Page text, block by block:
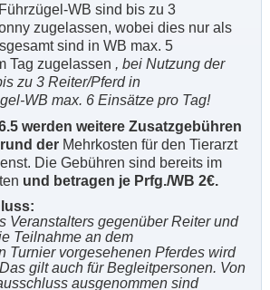
WB sind bis zu 3
zugelassen, wobei dies nur als
sind in WB max. 5
Tag zugelassen , bei Nutzung der
zu 3 Reiter/Pferd in
WB max. 6 Einsätze pro Tag!
werden weitere Zusatzgebühren
der Mehrkosten für den Tierarzt
Die Gebühren sind bereits im
und betragen je Prfg./WB 2€.
Veranstalters gegenüber Reiter und
Teilnahme an dem
Turnier vorgesehenen Pferdes wird
gilt auch für Begleitpersonen. Von
ausgenommen sind